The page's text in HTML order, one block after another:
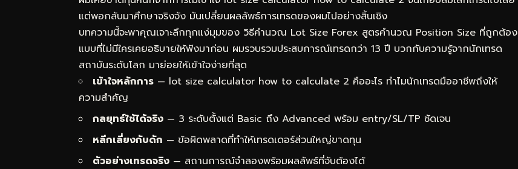
แต่พอกลับมาศึกษาจริงจัง มันเปลี่ยนผลลัพธ์การเทรดของผมไปอย่างสิ้นเชิง
บทความนี้จะพาคุณเจาะลึกทุกแง่มุมของ วิธีคำนวณ Lot Size Forex สูตรคำนวณ Position Size ที่ถูกต้อง
แบบที่ไม่มีใครเคยอธิบายให้ฟังมาก่อน ผมรวบรวมประสบการณ์เทรดกว่า 13 ปี บวกกับความรู้จากนักเทรด
สถาบันระดับโลก มาย่อยให้เข้าใจง่ายที่สุด
เข้าใจหลักการ — lot size calculator how to calculate 2 คืออะไร ทำไมนักเทรดมืออาชีพถึงให้
ความสำคัญ
กลยุทธ์ใช้ได้จริง — 3 ระดับตั้งแต่ Basic ถึง Advanced พร้อม entry/SL/TP ชัดเจน
หลีกเลี่ยงกับดัก — ข้อผิดพลาดที่ทำให้เทรดเดอร์ส่วนใหญ่ขาดทุน
ตัวอย่างเทรดจริง — สถานการณ์จำลองพร้อมผลลัพธ์ที่จับต้องได้